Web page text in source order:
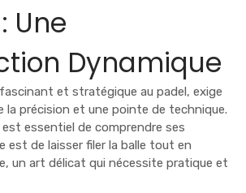
Une
Dynamique
et stratégique au padel, exige
la précision et une pointe de technique.
est essentiel de comprendre ses
est de laisser filer la balle tout en
un art délicat qui nécessite pratique et